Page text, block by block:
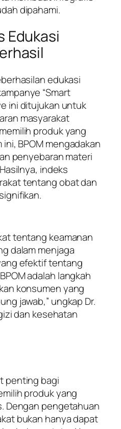
dipahami.
Edukasi
edukasi
“Smart
ini ditujukan untuk
masyarakat
produk yang
BPOM mengadakan
penyebaran materi
indeks
tentang obat dan
tentang keamanan
dalam menjaga
efektif tentang
adalah langkah
konsumen yang
jawab,” ungkap Dr.
dan kesehatan
penting bagi
produk yang
Dengan pengetahuan
bukan hanya dapat